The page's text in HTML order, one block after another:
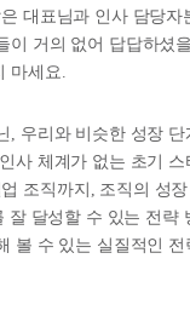
대표님과 인사 담당자
이 거의 없어 답답하셨
마세요.
, 우리와 비슷한 성장 단
사 체계가 없는 초기 스
조직까지, 조직의 성장
잘 달성할 수 있는 전략
볼 수 있는 실질적인 전